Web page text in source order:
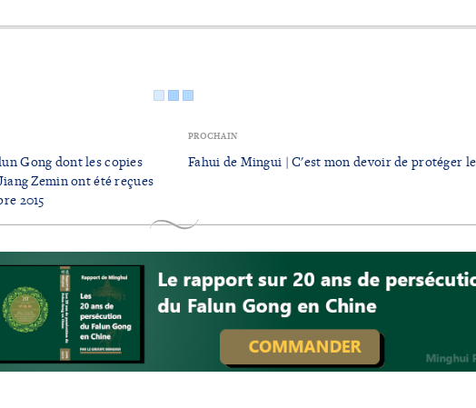
Gong dont les copies
Zemin ont été reçues
2015
PROCHAIN
Fahui de Mingui | C'est mon devoir de protéger